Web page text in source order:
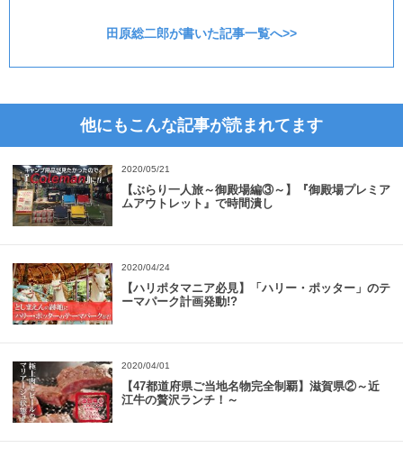
田原総二郎が書いた記事一覧へ>>
他にもこんな記事が読まれてます
2020/05/21
【ぶらり一人旅～御殿場編③～】『御殿場プレミア
ムアウトレット』で時間潰し
2020/04/24
【ハリポタマニア必見】「ハリー・ポッター」のテ
ーマパーク計画発動!?
2020/04/01
【47都道府県ご当地名物完全制覇】滋賀県②～近
江牛の贅沢ランチ！～